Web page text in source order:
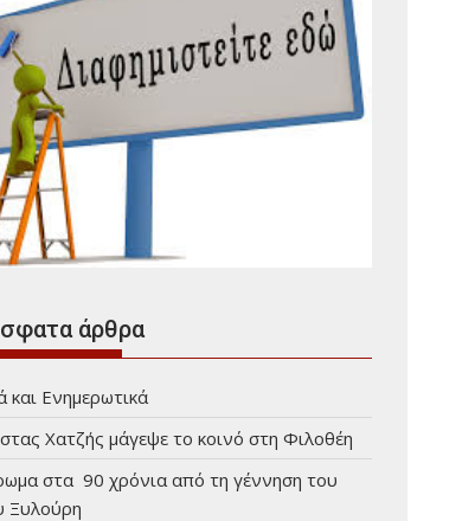
άρθρα
και Ενημερωτικά
Χατζής μάγεψε το κοινό στη Φιλοθέη
στα 90 χρόνια από τη γέννηση του
Ξυλούρη